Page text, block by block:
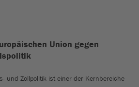
Union gegen
und Zollpolitik ist einer der Kernbereiche